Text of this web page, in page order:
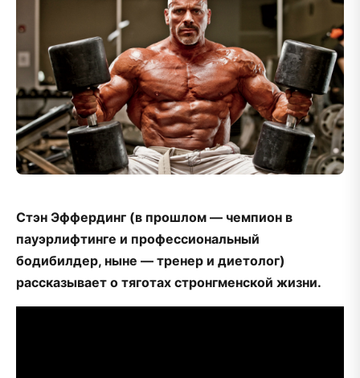
Стэн Эффердинг (в прошлом — чемпион в
пауэрлифтинге и профессиональный
бодибилдер, ныне — тренер и диетолог)
рассказывает о тяготах стронгменской жизни.